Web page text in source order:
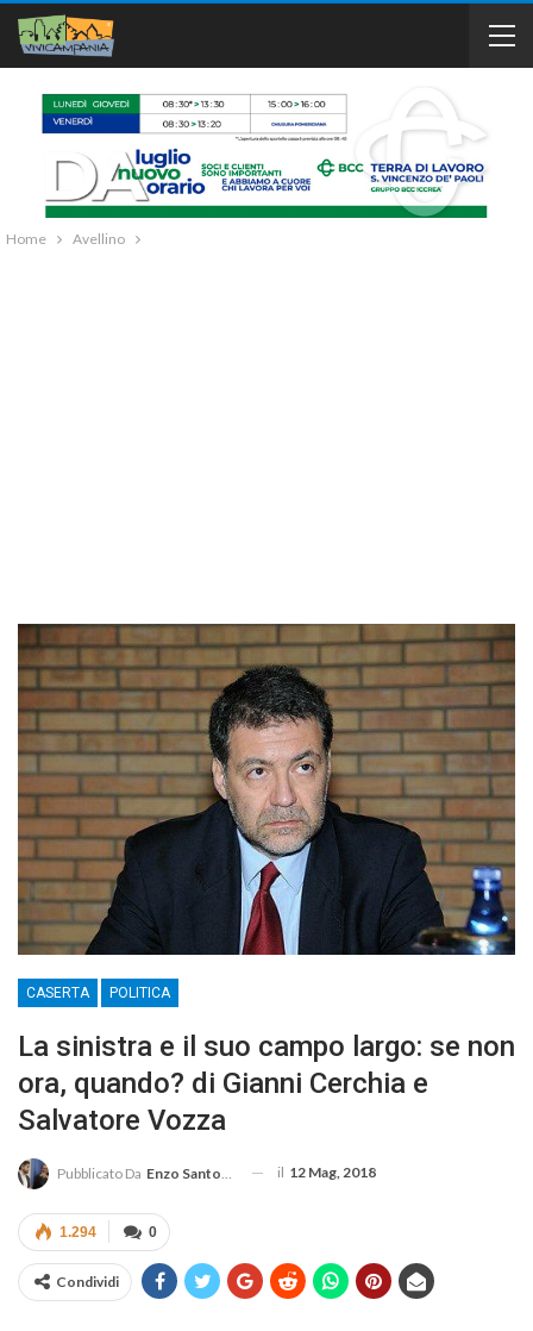
Home Avellino
CASERTA POLITICA
La sinistra e il suo campo largo: se non
ora, quando? di Gianni Cerchia e
Salvatore Vozza
Pubblicato Da Enzo Santoro il 12 Mag, 2018
0
1.294
Condividi